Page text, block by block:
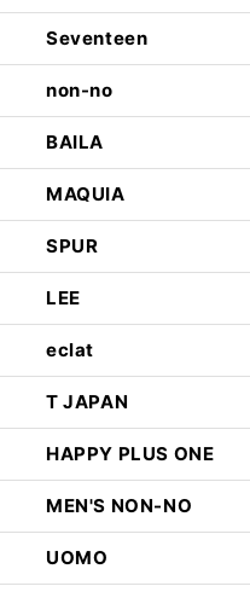
Seventeen
non-no
BAILA
MAQUIA
SPUR
LEE
eclat
T JAPAN
HAPPY PLUS ONE
MEN'S NON-NO
UOMO